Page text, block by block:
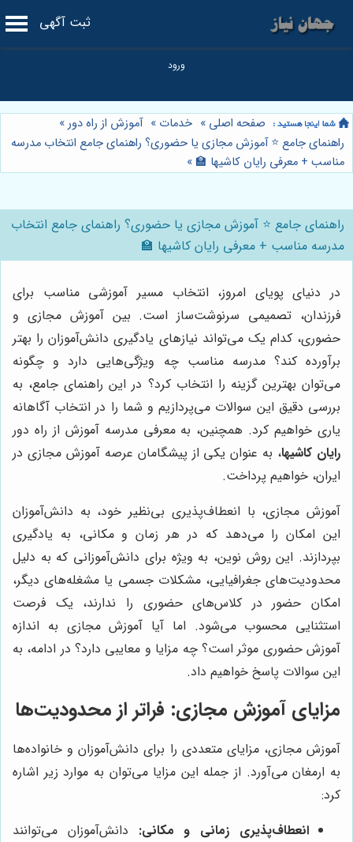
ثبت آگهی
صفحه اصلی » خدمات » آموزش از راه دور»
راهنمای جامع ⭐️ آموزش مجازی یا حضوری؟ راهنمای جامع انتخاب مدرسه
مناسب + معرفی رایان کاشیها 🏫 »
راهنمای جامع ⭐️ آموزش مجازی یا حضوری؟ راهنمای جامع انتخاب
مدرسه مناسب + معرفی رایان کاشیها 🏫
در دنیای پویای امروز، انتخاب مسیر آموزشی مناسب برای
فرزندان، تصمیمی سرنوشت‌ساز است. بین آموزش مجازی و
حضوری، کدام یک می‌تواند نیازهای یادگیری دانش‌آموزان را بهتر
برآورده کند؟ مدرسه مناسب چه ویژگی‌هایی دارد و چگونه
می‌توان بهترین گزینه را انتخاب کرد؟ در این راهنمای جامع، به
بررسی دقیق این سوالات می‌پردازیم و شما را در انتخاب آگاهانه
یاری خواهیم کرد. همچنین، به معرفی مدرسه آموزش از راه دور
رایان کاشیها، به عنوان یکی از پیشگامان عرصه آموزش مجازی در
ایران، خواهیم پرداخت.
آموزش مجازی، با انعطاف‌پذیری بی‌نظیر خود، به دانش‌آموزان
این امکان را می‌دهد که در هر زمان و مکانی، به یادگیری
بپردازند. این روش نوین، به ویژه برای دانش‌آموزانی که به دلیل
محدودیت‌های جغرافیایی، مشکلات جسمی یا مشغله‌های دیگر،
امکان حضور در کلاس‌های حضوری را ندارند، یک فرصت
استثنایی محسوب می‌شود. اما آیا آموزش مجازی به اندازه
آموزش حضوری موثر است؟ چه مزایا و معایبی دارد؟ در ادامه، به
این سوالات پاسخ خواهیم داد.
مزایای آموزش مجازی: فراتر از محدودیت‌ها
آموزش مجازی، مزایای متعددی را برای دانش‌آموزان و خانواده‌ها
به ارمغان می‌آورد. از جمله این مزایا می‌توان به موارد زیر اشاره
کرد:
انعطاف‌پذیری زمانی و مکانی: دانش‌آموزان می‌توانند